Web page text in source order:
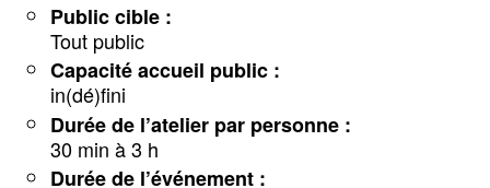
Public cible :
Tout public
Capacité accueil public :
in(dé)fini
Durée de l’atelier par personne :
30 min à 3 h
Durée de l’événement :